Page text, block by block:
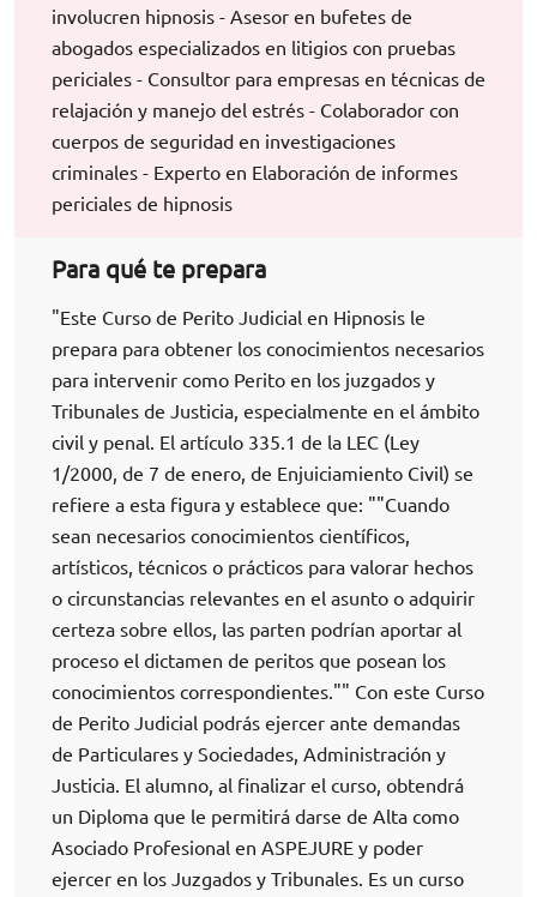
involucren hipnosis - Asesor en bufetes de
abogados especializados en litigios con pruebas
periciales - Consultor para empresas en técnicas de
relajación y manejo del estrés - Colaborador con
cuerpos de seguridad en investigaciones
criminales - Experto en Elaboración de informes
periciales de hipnosis
Para qué te prepara
"Este Curso de Perito Judicial en Hipnosis le
prepara para obtener los conocimientos necesarios
para intervenir como Perito en los juzgados y
Tribunales de Justicia, especialmente en el ámbito
civil y penal. El artículo 335.1 de la LEC (Ley
1/2000, de 7 de enero, de Enjuiciamiento Civil) se
refiere a esta figura y establece que: ""Cuando
sean necesarios conocimientos científicos,
artísticos, técnicos o prácticos para valorar hechos
o circunstancias relevantes en el asunto o adquirir
certeza sobre ellos, las parten podrían aportar al
proceso el dictamen de peritos que posean los
conocimientos correspondientes."" Con este Curso
de Perito Judicial podrás ejercer ante demandas
de Particulares y Sociedades, Administración y
Justicia. El alumno, al finalizar el curso, obtendrá
un Diploma que le permitirá darse de Alta como
Asociado Profesional en ASPEJURE y poder
ejercer en los Juzgados y Tribunales. Es un curso